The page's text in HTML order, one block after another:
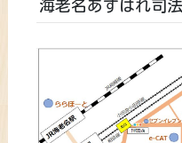
海老名あすはれ司